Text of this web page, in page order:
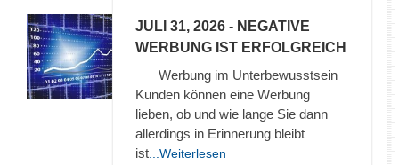
JULI 31, 2026 - NEGATIVE
WERBUNG IST ERFOLGREICH
Werbung im Unterbewusstsein
Kunden können eine Werbung
lieben, ob und wie lange Sie dann
allerdings in Erinnerung bleibt
ist ...Weiterlesen